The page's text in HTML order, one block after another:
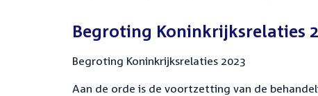
Begroting Koninkrijksrelaties
Begroting Koninkrijksrelaties 2023
Aan de orde is de voortzetting van de